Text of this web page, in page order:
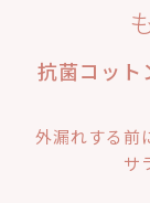
抗菌コット
外漏れする前
サ